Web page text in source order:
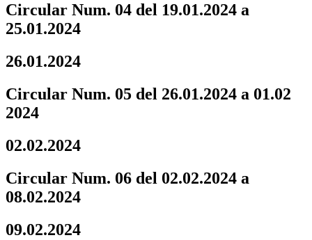
Circular Num. 04 del 19.01.2024 a
25.01.2024
26.01.2024
Circular Num. 05 del 26.01.2024 a 01.02
2024
02.02.2024
Circular Num. 06 del 02.02.2024 a
08.02.2024
09.02.2024